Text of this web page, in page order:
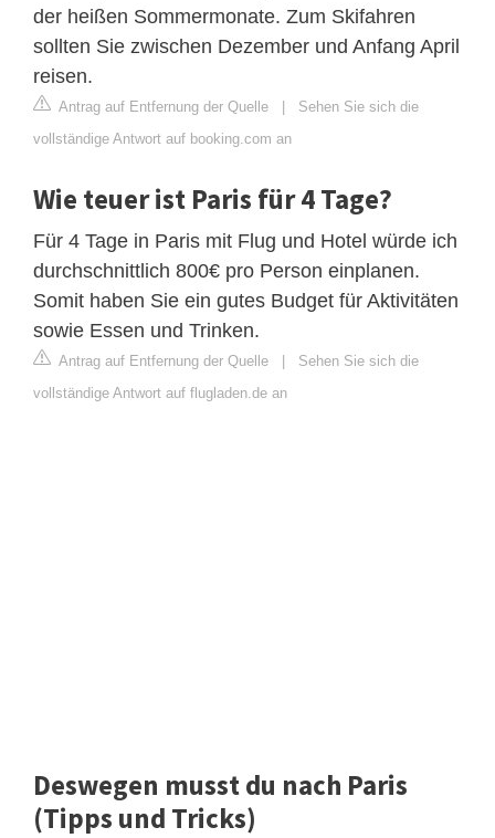
der heißen Sommermonate. Zum Skifahren
sollten Sie zwischen Dezember und Anfang April
reisen.
Antrag auf Entfernung der Quelle
Sehen Sie sich die
vollständige Antwort auf booking.com an
Wie teuer ist Paris für 4 Tage?
Für 4 Tage in Paris mit Flug und Hotel würde ich
durchschnittlich 800€ pro Person einplanen.
Somit haben Sie ein gutes Budget für Aktivitäten
sowie Essen und Trinken.
Antrag auf Entfernung der Quelle
Sehen Sie sich die
vollständige Antwort auf flugladen.de an
Deswegen musst du nach Paris
(Tipps und Tricks)